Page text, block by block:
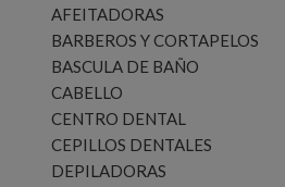
AFEITADORAS
BARBEROS Y CORTAPELOS
BASCULA DE BAÑO
CABELLO
CENTRO DENTAL
CEPILLOS DENTALES
DEPILADORAS